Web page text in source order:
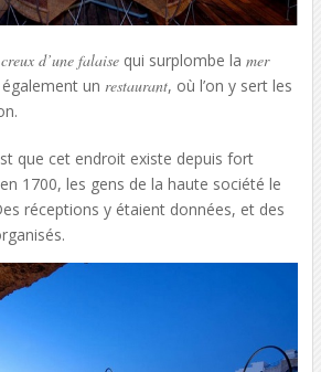
creux d’une falaisequi surplombe la mer
un restaurant, où l’on y sert les
que cet endroit existe depuis fort
1700, les gens de la haute société le
réceptions y étaient données, et des